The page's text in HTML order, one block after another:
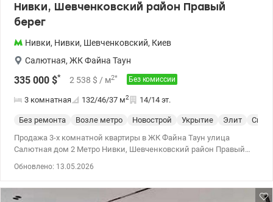
Нивки, Шевченковский район Правый
берег
Нивки, Нивки, Шевченковский, Киев
Салютная, ЖК Файна Таун
335 000 $* 2 538 $ / м2* Без комиссии
3 комнатная 132/46/37 м2 14/14 эт.
Без ремонта Возле метро Новострой Укрытие Элит
Продажа 3-х комнатной квартиры в ЖК Файна Таун улица
Салютная дом 2 Метро Нивки, Шевченковский район Правый
гардеробные комнаты. Жилой комплекс комфорт-класса. Файна
Обновлено: 13.05.2026